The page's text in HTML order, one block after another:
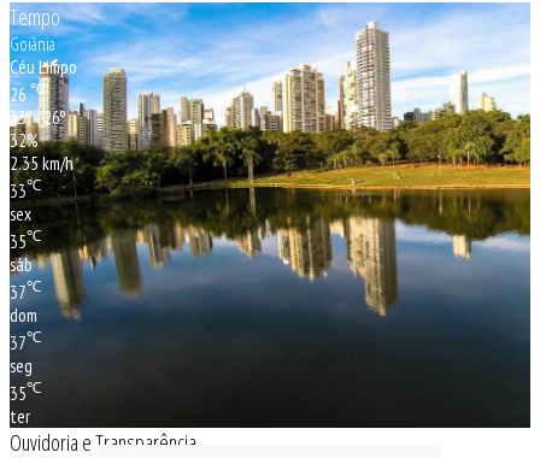
Tempo
Goiânia
Céu Limpo
26℃
33º - 26º
32%
2.35 km/h
33℃
sex
35℃
sáb
37℃
dom
37℃
seg
35℃
ter
Ouvidoria e Transparência